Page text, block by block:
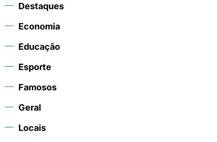
Destaques
Economia
Educação
Esporte
Famosos
Geral
Locais